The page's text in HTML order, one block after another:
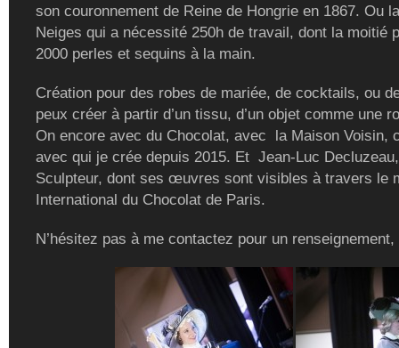
son couronnement de Reine de Hongrie en 1867. Ou
Neiges qui a nécessité 250h de travail, dont la moitié
2000 perles et sequins à la main.
Création pour des robes de mariée, de cocktails, ou
peux créer à partir d’un tissu, d’un objet comme une
On encore avec du Chocolat, avec la Maison Voisin,
avec qui je crée depuis 2015. Et Jean-Luc
Sculpteur, dont ses œuvres sont visibles à travers le
International du Chocolat de Paris.
N’hésitez pas à me contactez pour un